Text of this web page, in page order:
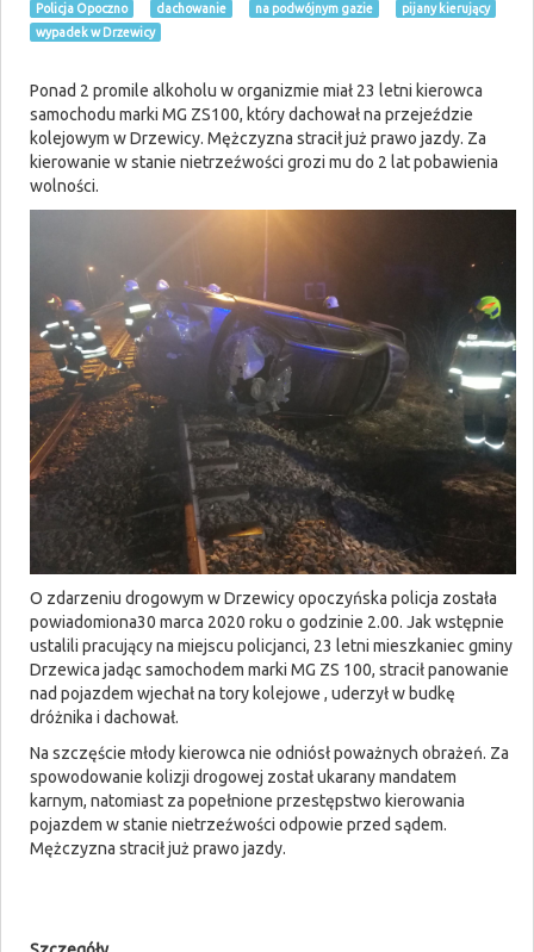
Policja Opoczno dachowanie na podwójnym gazie
pijany kierujący
wypadek w Drzewicy
Ponad 2 promile alkoholu w organizmie miał 23 letni kierowca
samochodu marki MG ZS100, który dachował na przejeździe
kolejowym w Drzewicy. Mężczyzna stracił już prawo jazdy. Za
kierowanie w stanie nietrzeźwości grozi mu do 2 lat pobawienia
wolności.
O zdarzeniu drogowym w Drzewicy opoczyńska policja została
powiadomiona30 marca 2020 roku o godzinie 2.00. Jak wstępnie
ustalili pracujący na miejscu policjanci, 23 letni mieszkaniec gminy
Drzewica jadąc samochodem marki MG ZS 100, stracił panowanie
nad pojazdem wjechał na tory kolejowe , uderzył w budkę
dróżnika i dachował.
Na szczęście młody kierowca nie odniósł poważnych obrażeń. Za
spowodowanie kolizji drogowej został ukarany mandatem
karnym, natomiast za popełnione przestępstwo kierowania
pojazdem w stanie nietrzeźwości odpowie przed sądem.
Mężczyzna stracił już prawo jazdy.